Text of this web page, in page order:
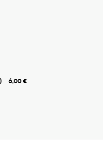
6,00 €